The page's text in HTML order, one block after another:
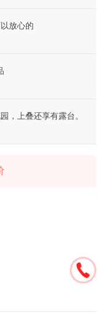
放心的
，上叠还享有露台。